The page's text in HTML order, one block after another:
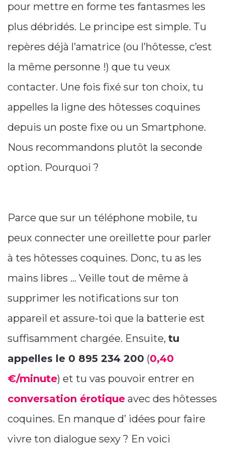
pour mettre en forme tes fantasmes les
plus débridés. Le principe est simple. Tu
repères déjà l’amatrice (ou l’hôtesse, c’est
la même personne !) que tu veux
contacter. Une fois fixé sur ton choix, tu
appelles la ligne des hôtesses coquines
depuis un poste fixe ou un Smartphone.
Nous recommandons plutôt la seconde
option. Pourquoi ?
Parce que sur un téléphone mobile, tu
peux connecter une oreillette pour parler
à tes hôtesses coquines. Donc, tu as les
mains libres … Veille tout de même à
supprimer les notifications sur ton
appareil et assure-toi que la batterie est
suffisamment chargée. Ensuite, tu
appelles le 0 895 234 200 (0,40
€/minute) et tu vas pouvoir entrer en
conversation érotique avec des hôtesses
coquines. En manque d’ idées pour faire
vivre ton dialogue sexy ? En voici